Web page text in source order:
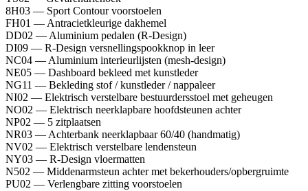
8H03 — Sport Contour voorstoelen
FH01 — Antracietkleurige dakhemel
DD02 — Aluminium pedalen (R-Design)
DI09 — R-Design versnellingspookknop in leer
NC04 — Aluminium interieurlijsten (mesh-design)
NE05 — Dashboard bekleed met kunstleder
NG11 — Bekleding stof / kunstleder / nappaleer
NI02 — Elektrisch verstelbare bestuurdersstoel met geheugen
NO02 — Elektrisch neerklapbare hoofdsteunen achter
NP02 — 5 zitplaatsen
NR03 — Achterbank neerklapbaar 60/40 (handmatig)
NV02 — Elektrisch verstelbare lendensteun
NY03 — R-Design vloermatten
N502 — Middenarmsteun achter met bekerhouders/opbergruimte
PU02 — Verlengbare zitting voorstoelen